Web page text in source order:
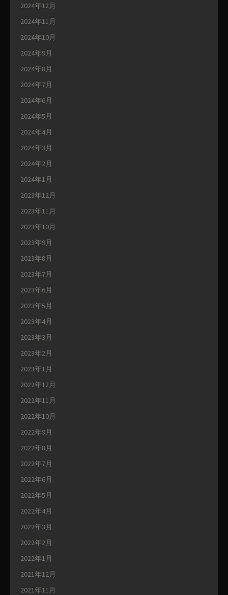
2024年12月
2024年11月
2024年10月
2024年9月
2024年8月
2024年7月
2024年6月
2024年5月
2024年4月
2024年3月
2024年2月
2024年1月
2023年12月
2023年11月
2023年10月
2023年9月
2023年8月
2023年7月
2023年6月
2023年5月
2023年4月
2023年3月
2023年2月
2023年1月
2022年12月
2022年11月
2022年10月
2022年9月
2022年8月
2022年7月
2022年6月
2022年5月
2022年4月
2022年3月
2022年2月
2022年1月
2021年12月
2021年11月